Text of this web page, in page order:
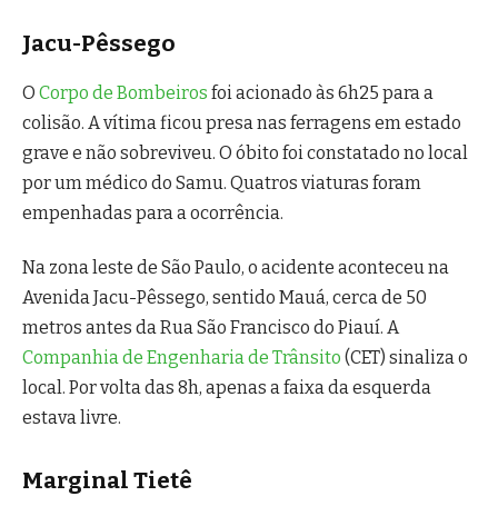
Jacu-Pêssego
O Corpo de Bombeiros foi acionado às 6h25 para a
colisão. A vítima ficou presa nas ferragens em estado
grave e não sobreviveu. O óbito foi constatado no local
por um médico do Samu. Quatros viaturas foram
empenhadas para a ocorrência.
Na zona leste de São Paulo, o acidente aconteceu na
Avenida Jacu-Pêssego, sentido Mauá, cerca de 50
metros antes da Rua São Francisco do Piauí. A
Companhia de Engenharia de Trânsito (CET) sinaliza o
local. Por volta das 8h, apenas a faixa da esquerda
estava livre.
Marginal Tietê